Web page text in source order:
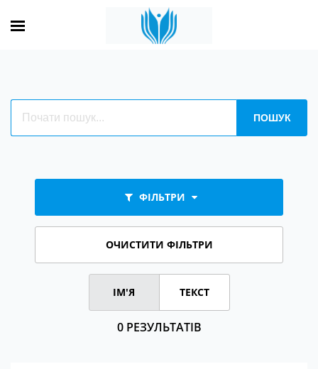
ФІЛЬТРИ
ОЧИСТИТИ ФІЛЬТРИ
0 РЕЗУЛЬТАТІВ
ІМ'Я ТЕКСТ